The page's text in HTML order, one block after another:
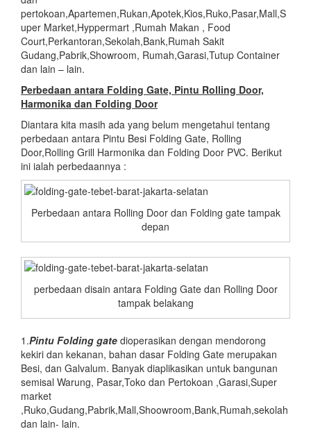
pertokoan,Apartemen,Rukan,Apotek,Kios,Ruko,Pasar,Mall,S
uper Market,Hyppermart ,Rumah Makan , Food
Court,Perkantoran,Sekolah,Bank,Rumah Sakit
Gudang,Pabrik,Showroom, Rumah,Garasi,Tutup Container
dan lain – lain.
Perbedaan antara Folding Gate, Pintu Rolling Door,
Harmonika dan Folding Door
Diantara kita masih ada yang belum mengetahui tentang
perbedaan antara Pintu Besi Folding Gate, Rolling
Door,Rolling Grill Harmonika dan Folding Door PVC. Berikut
ini ialah perbedaannya :
Perbedaan antara Rolling Door dan Folding gate tampak
depan
perbedaan disain antara Folding Gate dan Rolling Door
tampak belakang
1.Pintu Folding gate dioperasikan dengan mendorong
kekiri dan kekanan, bahan dasar Folding Gate merupakan
Besi, dan Galvalum. Banyak diaplikasikan untuk bangunan
semisal Warung, Pasar,Toko dan Pertokoan ,Garasi,Super
market
,Ruko,Gudang,Pabrik,Mall,Shoowroom,Bank,Rumah,sekolah
dan lain- lain.